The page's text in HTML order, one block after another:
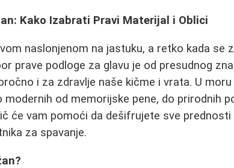
Kako Izabrati Pravi Materijal i Oblici
naslonjenom na jastuku, a retko kada se
prave podloge za glavu je od presudnog
i za zdravlje naše kičme i vrata. U moru
od memorijske pene, do prirodnih
će vam pomoći da dešifrujete sve
za spavanje.